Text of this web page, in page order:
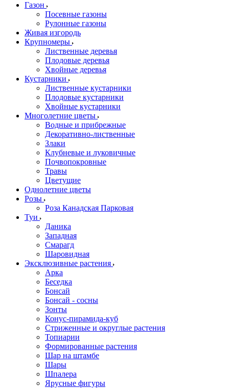
Газон
Посевные газоны
Рулонные газоны
Живая изгородь
Крупномеры
Лиственные деревья
Плодовые деревья
Хвойные деревья
Кустарники
Лиственные кустарники
Плодовые кустарники
Хвойные кустарники
Многолетние цветы
Водные и прибрежные
Декоративно-лиственные
Злаки
Клубневые и луковичные
Почвопокровные
Травы
Цветущие
Однолетние цветы
Розы
Роза Канадская Парковая
Туи
Даника
Западная
Смарагд
Шаровидная
Эксклюзивные растения
Арка
Беседка
Бонсай
Бонсай - сосны
Зонты
Конус-пирамида-куб
Стриженные и округлые растения
Топиарии
Формированные растения
Шар на штамбе
Шары
Шпалера
Ярусные фигуры